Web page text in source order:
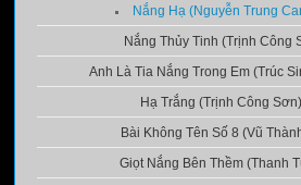
Nắng Hạ (Nguyễn Trung
Nắng Thủy Tinh (Trịnh Công
Anh Là Tia Nắng Trong Em (Trúc
Hạ Trắng (Trịnh Công Sơn)
Bài Không Tên Số 8 (Vũ
Giọt Nắng Bên Thềm (Thanh